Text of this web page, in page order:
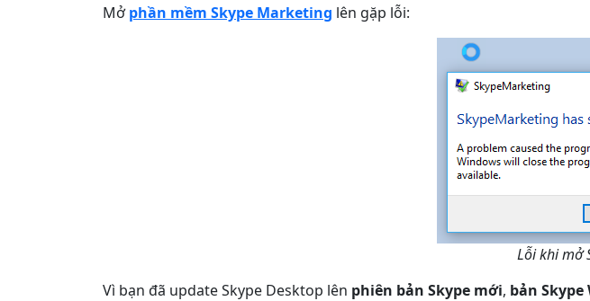
Mởphần mềm Skype Marketing lên gặp lỗi:
Lỗi khi mở
Vì bạn đã update Skype Desktop lên phiên bản Skype mới, bản Skype